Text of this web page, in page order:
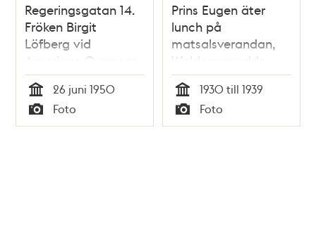
Regeringsgatan 14.
Fröken Birgit
Löfberg vid
American Overseas
Airlines bredvid en
tårta, bakad på
Oscar Bergs
hovkonditori
Tid
26 juni 1950
Typ
Foto
Prins Eugen äter
lunch på
matsalsverandan,
Waldemarsudde
Tid
1930 till 1939
Typ
Foto